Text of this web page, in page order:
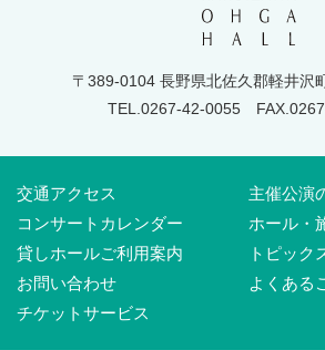
〒389-0104 長野県北佐久郡軽井沢
TEL.0267-42-0055
交通アクセス
主催公演
コンサートカレンダー
ホール・
貸しホールご利用案内
トピック
お問い合わせ
よくある
チケットサービス